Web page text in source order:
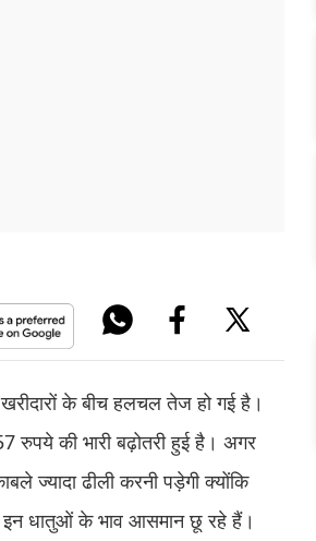
के बीच हलचल तेज हो गई है।
रुपये की भारी बढ़ोतरी हुई है। अगर
ज्यादा ढीली करनी पड़ेगी क्योंकि
धातुओं के भाव आसमान छू रहे हैं।